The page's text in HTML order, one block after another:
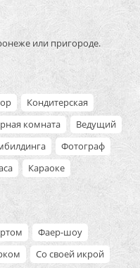
или пригороде.
Кондитерская
комната
Ведущий
Фотограф
Караоке
Фаер-шоу
Со своей икрой